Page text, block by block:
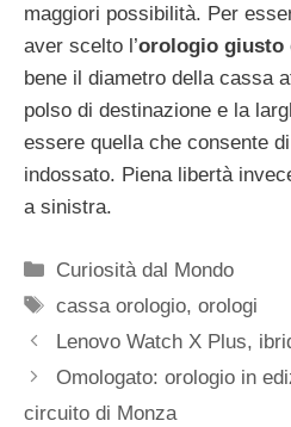
maggiori possibilità. Per
aver scelto l’orologio giusto
bene il diametro della cassa
polso di destinazione e la
essere quella che consente
indossato. Piena libertà
a sinistra.
Categorie
Curiosità dal Mondo
Tag
cassa orologio,orologi
Navigazione
articolo
Lenovo Watch X Plus,
Omologato: orologio in
circuito di Monza